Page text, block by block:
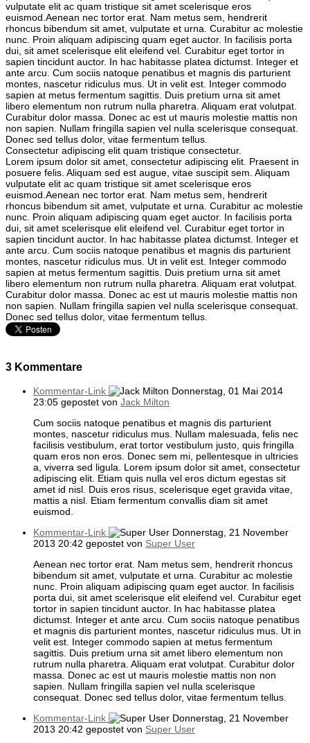
vulputate elit ac quam tristique sit amet scelerisque eros
euismod.Aenean nec tortor erat. Nam metus sem, hendrerit
rhoncus bibendum sit amet, vulputate et urna. Curabitur ac molestie
nunc. Proin aliquam adipiscing quam eget auctor. In facilisis porta
dui, sit amet scelerisque elit eleifend vel. Curabitur eget tortor in
sapien tincidunt auctor. In hac habitasse platea dictumst. Integer et
ante arcu. Cum sociis natoque penatibus et magnis dis parturient
montes, nascetur ridiculus mus. Ut in velit est. Integer commodo
sapien at metus fermentum sagittis. Duis pretium urna sit amet
libero elementum non rutrum nulla pharetra. Aliquam erat volutpat.
Curabitur dolor massa. Donec ac est ut mauris molestie mattis non
non sapien. Nullam fringilla sapien vel nulla scelerisque consequat.
Donec sed tellus dolor, vitae fermentum tellus.
Consectetur adipiscing elit quam tristique consectetur.
Lorem ipsum dolor sit amet, consectetur adipiscing elit. Praesent in
posuere felis. Aliquam sed est augue, vitae suscipit sem. Aliquam
vulputate elit ac quam tristique sit amet scelerisque eros
euismod.Aenean nec tortor erat. Nam metus sem, hendrerit
rhoncus bibendum sit amet, vulputate et urna. Curabitur ac molestie
nunc. Proin aliquam adipiscing quam eget auctor. In facilisis porta
dui, sit amet scelerisque elit eleifend vel. Curabitur eget tortor in
sapien tincidunt auctor. In hac habitasse platea dictumst. Integer et
ante arcu. Cum sociis natoque penatibus et magnis dis parturient
montes, nascetur ridiculus mus. Ut in velit est. Integer commodo
sapien at metus fermentum sagittis. Duis pretium urna sit amet
libero elementum non rutrum nulla pharetra. Aliquam erat volutpat.
Curabitur dolor massa. Donec ac est ut mauris molestie mattis non
non sapien. Nullam fringilla sapien vel nulla scelerisque consequat.
Donec sed tellus dolor, vitae fermentum tellus.
3 Kommentare
Kommentar-Link
Donnerstag, 01 Mai 2014
23:05 gepostet von Jack Milton
Cum sociis natoque penatibus et magnis dis parturient
montes, nascetur ridiculus mus. Nullam malesuada, felis nec
facilisis vestibulum, erat tortor vestibulum justo, quis fringilla
quam eros non eros. Donec sem mi, pellentesque in ultricies
a, viverra sed ligula. Lorem ipsum dolor sit amet, consectetur
adipiscing elit. Etiam quis nulla vel eros dictum egestas sit
amet id nisl. Duis eros risus, scelerisque eget gravida vitae,
mattis a nisl. Etiam fermentum convallis diam sit amet
euismod.
Kommentar-Link
Donnerstag, 21 November
2013 20:42 gepostet von Super User
Aenean nec tortor erat. Nam metus sem, hendrerit rhoncus
bibendum sit amet, vulputate et urna. Curabitur ac molestie
nunc. Proin aliquam adipiscing quam eget auctor. In facilisis
porta dui, sit amet scelerisque elit eleifend vel. Curabitur eget
tortor in sapien tincidunt auctor. In hac habitasse platea
dictumst. Integer et ante arcu. Cum sociis natoque penatibus
et magnis dis parturient montes, nascetur ridiculus mus. Ut in
velit est. Integer commodo sapien at metus fermentum
sagittis. Duis pretium urna sit amet libero elementum non
rutrum nulla pharetra. Aliquam erat volutpat. Curabitur dolor
massa. Donec ac est ut mauris molestie mattis non non
sapien. Nullam fringilla sapien vel nulla scelerisque
consequat. Donec sed tellus dolor, vitae fermentum tellus.
Kommentar-Link
Donnerstag, 21 November
2013 20:42 gepostet von Super User